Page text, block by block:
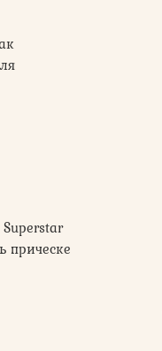
прическе